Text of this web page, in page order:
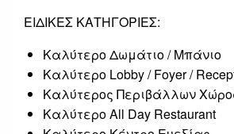
ΕΙΔΙΚΕΣ ΚΑΤΗΓΟΡΙΕΣ:
Καλύτερο Δωμάτιο / Μπάνιο
Καλύτερο Lobby / Foyer /
Καλύτερος Περιβάλλων
Καλύτερο All Day Restaurant